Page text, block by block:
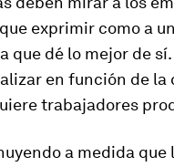
exprimir como a
que dé lo mejor de
en función de
trabajadores
a medida